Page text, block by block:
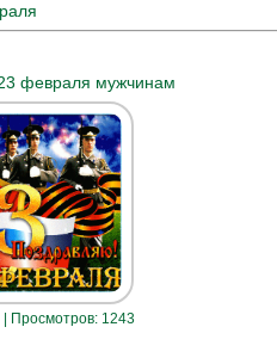
февраля мужчинам
| Просмотров: 1243